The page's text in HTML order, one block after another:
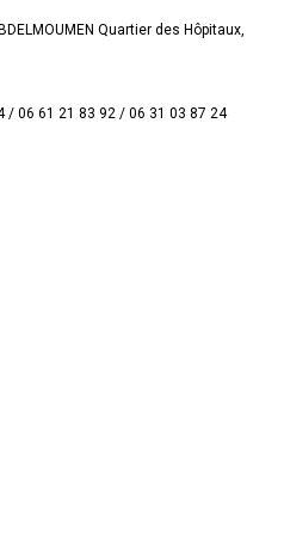
Quartier des Hôpitaux,
/ 06 61 21 83 92 / 06 31 03 87 24